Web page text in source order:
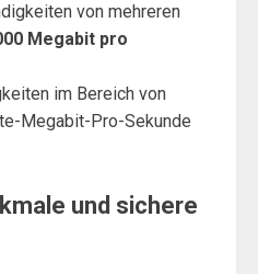
von mehreren
Megabit pro
im Bereich von
Megabit-Pro-Sekunde
und sichere